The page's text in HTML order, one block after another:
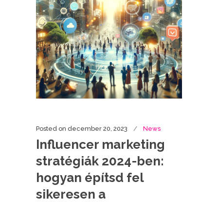
Posted on december 20, 2023 News
Influencer marketing
stratégiák 2024-ben:
hogyan építsd fel
sikeresen a